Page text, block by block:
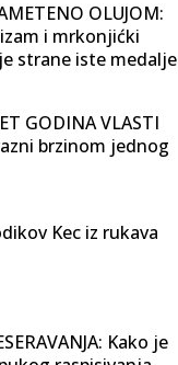
OLUJOM:
i mrkonjićki
strane iste medalje
GODINA VLASTI
brzinom jednog
Kec iz rukava
Kako je